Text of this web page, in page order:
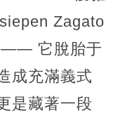
Zagato
—— 它脫胎于
成充滿義式
是藏著一段